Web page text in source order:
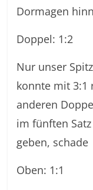
Dormagen
Doppel: 1:2
Nur unser
konnte mit 3:1
anderen
im fünften
geben, schade
Oben: 1:1